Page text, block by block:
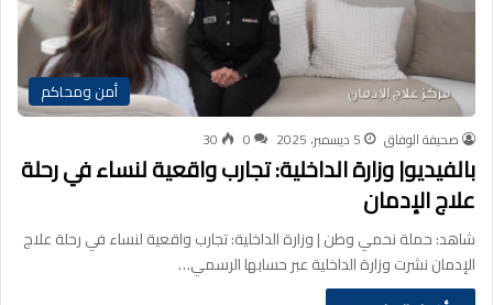
أمن ومحاكم
صحيفة الوفاق 5 ديسمبر، 2025 0
30
بالفيديو| وزارة الداخلية: تجارب واقعية لنساء في رحلة
علاج الإدمان
شاهد: حملة نحمي وطن | وزارة الداخلية: تجارب واقعية لنساء في رحلة علاج
الإدمان نشرت وزارة الداخلية عبر حسابها الرسمي…